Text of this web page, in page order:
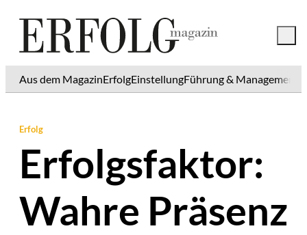
Aus dem MagazinErfolgEinstellungFührung & Management
Erfolg
Erfolgsfaktor:
Wahre Präsenz